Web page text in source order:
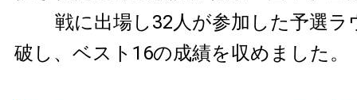
戦に出場し32人が参加した予選ラ
破し、ベスト16の成績を収めました。